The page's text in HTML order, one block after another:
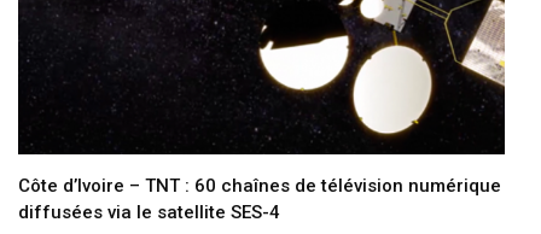
Côte d’Ivoire – TNT : 60 chaînes de télévision numérique
diffusées via le satellite SES-4